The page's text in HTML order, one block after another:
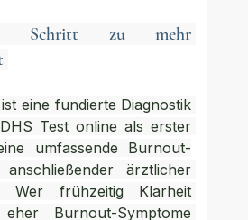
Schritt zu mehr
eine fundierte Diagnostik
Test online als erster
umfassende Burnout-
ärztlicher
Wer frühzeitig Klarheit
Burnout-Symptome